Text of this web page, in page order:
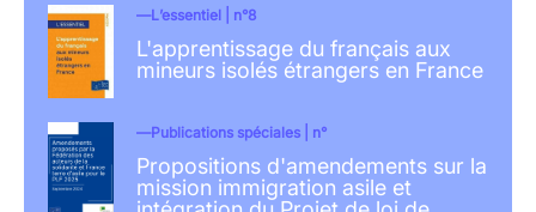
L’essentiel | n°8
L'apprentissage du français aux
mineurs isolés étrangers en France
Publications spéciales | n°
Propositions d'amendements sur la
mission immigration asile et